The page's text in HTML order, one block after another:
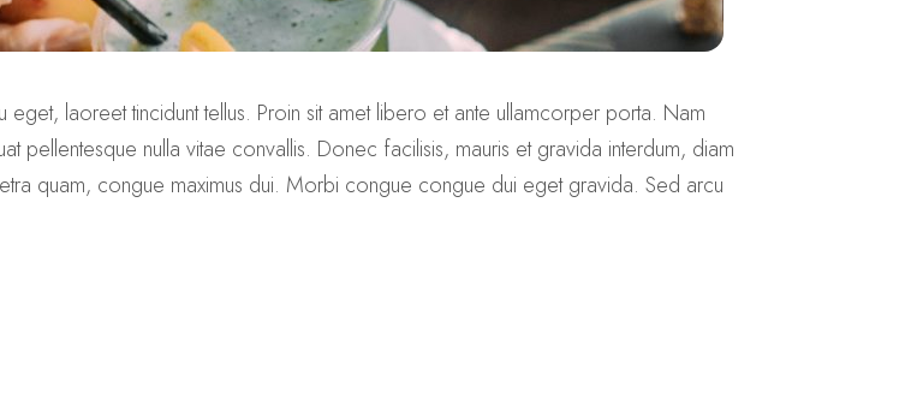
eget, laoreet tincidunt tellus. Proin sit amet libero et ante ullamcorper porta. Nam
pellentesque nulla vitae convallis. Donec facilisis, mauris et gravida interdum, diam
quam, congue maximus dui. Morbi congue congue dui eget gravida. Sed arcu